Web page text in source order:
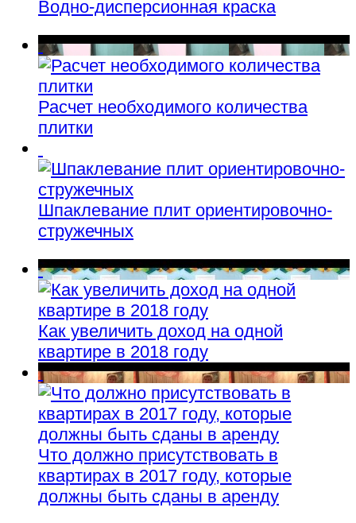
Водно-дисперсионная краска
Расчет необходимого количества
плитки
Шпаклевание плит ориентировочно-
стружечных
Как увеличить доход на одной
квартире в 2018 году
Что должно присутствовать в
квартирах в 2017 году, которые
должны быть сданы в аренду